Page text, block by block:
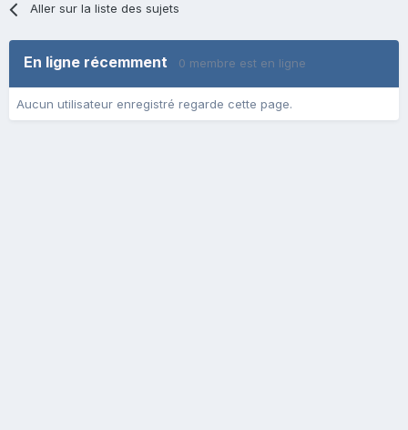
Aller sur la liste des sujets
En ligne récemment 0 membre est en ligne
Aucun utilisateur enregistré regarde cette page.